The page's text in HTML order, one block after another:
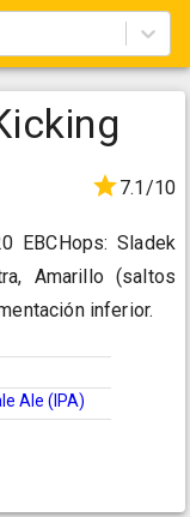
7.1/10
EBCHops: Sladek
Amarillo (saltos
inferior.
Ale (IPA)